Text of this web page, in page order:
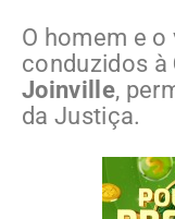
O homem e
conduzidos à
Joinville,
da Justiça.